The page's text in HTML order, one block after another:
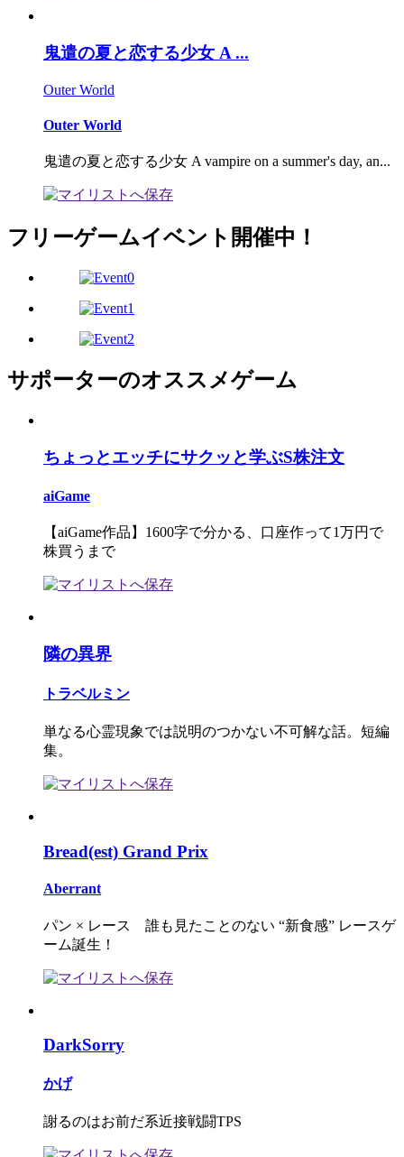
鬼遣の夏と恋する少女 A ...
Outer World
Outer World
鬼遣の夏と恋する少女 A vampire on a summer's day, an...
フリーゲームイベント開催中！
サポーターのオススメゲーム
ちょっとエッチにサクッと学ぶS株注文
aiGame
【aiGame作品】1600字で分かる、口座作って1万円で
株買うまで
隣の異界
トラベルミン
単なる心霊現象では説明のつかない不可解な話。短編
集。
Bread(est) Grand Prix
Aberrant
パン × レース 誰も見たことのない “新食感” レースゲ
ーム誕生！
DarkSorry
かげ
謝るのはお前だ系近接戦闘TPS